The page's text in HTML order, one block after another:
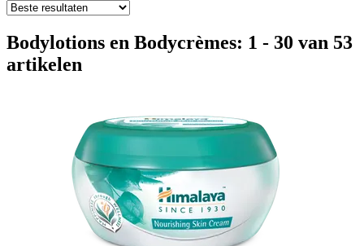
Bodylotions en Bodycrèmes: 1 - 30 van 53
artikelen